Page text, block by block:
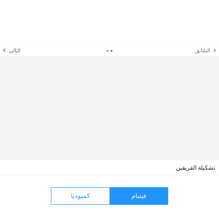
تشكيلة الفريقين
فيتنام كمبوديا
السّابق التالي